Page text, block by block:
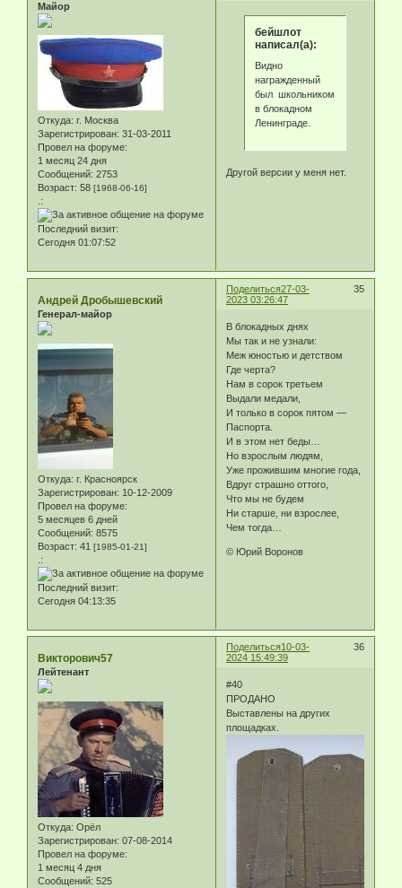
Майор
Откуда: г. Москва
Зарегистрирован: 31-03-2011
Провел на форуме:
1 месяц 24 дня
Сообщений: 2753
Возраст: 58 [1968-06-16]
.:
Последний визит:
Сегодня 01:07:52
бейшлот
написал(а):
Видно
награжденный
был школьником
в блокадном
Ленинграде.
Другой версии у меня нет.
Поделиться 35
27-03-
2023 03:26:47
Андрей Дробышевский
Генерал-майор
Откуда: г. Красноярск
Зарегистрирован: 10-12-2009
Провел на форуме:
5 месяцев 6 дней
Сообщений: 8575
Возраст: 41 [1985-01-21]
.:
Последний визит:
Сегодня 04:13:35
В блокадных днях
Мы так и не узнали:
Меж юностью и детством
Где черта?
Нам в сорок третьем
Выдали медали,
И только в сорок пятом —
Паспорта.
И в этом нет беды…
Но взрослым людям,
Уже прожившим многие года,
Вдруг страшно оттого,
Что мы не будем
Ни старше, ни взрослее,
Чем тогда…
© Юрий Воронов
Поделиться 36
10-03-
2024 15:49:39
Викторович57
Лейтенант
Откуда: Орёл
Зарегистрирован: 07-08-2014
Провел на форуме:
1 месяц 4 дня
Сообщений: 525
#40
ПРОДАНО
Выставлены на других
площадках.